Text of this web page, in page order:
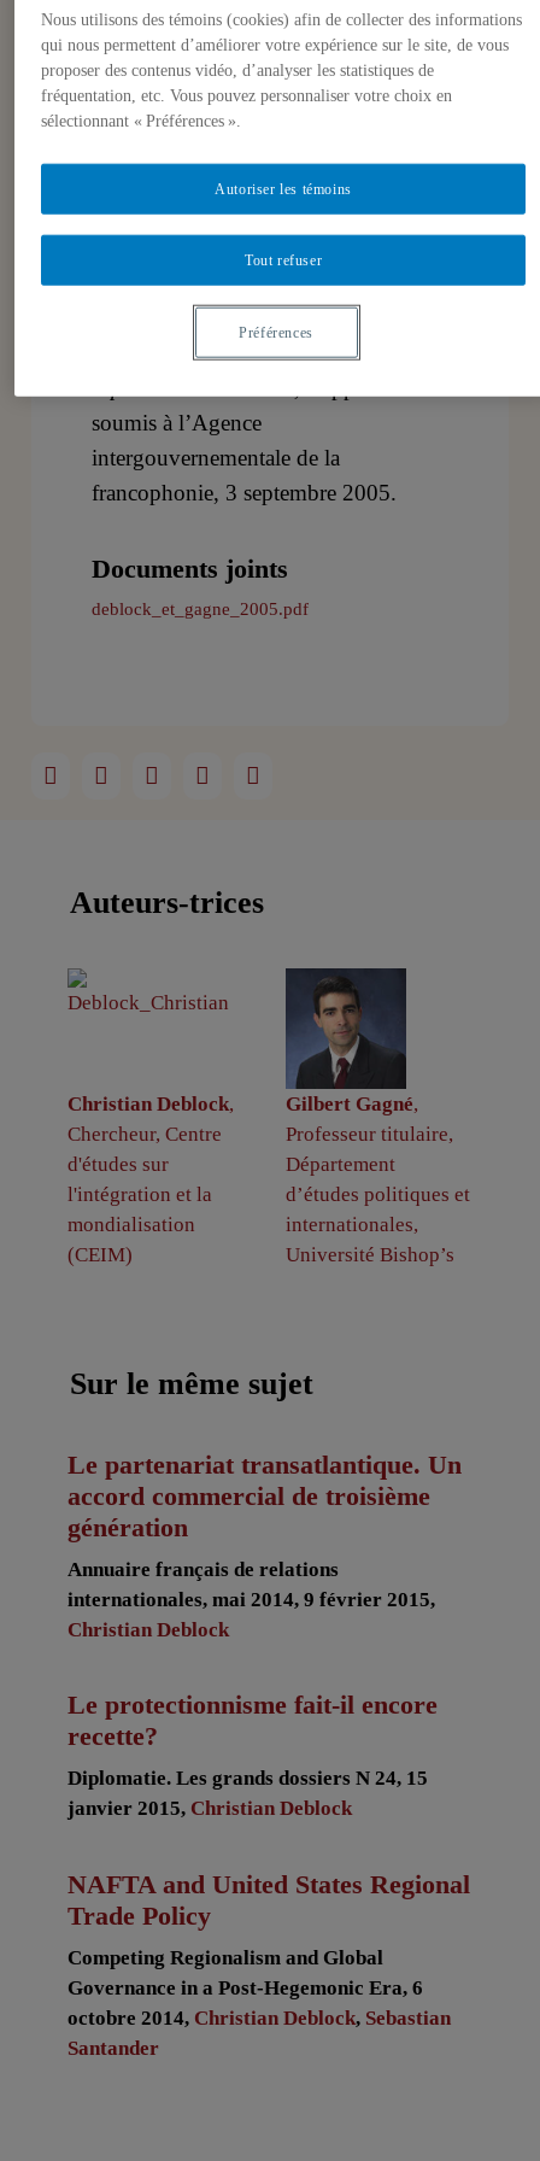
3 septembre 2005,Christian
Deblock,Gilbert Gagné
Christian Deblock et Gilbert Gagné,
Synthèse des arguments et des
stratégies des États-Unis à l’encontre
du projet de Convention de
l’UNESCO sur la protection et la
promotion de la diversité des
soumis à l’Agence
intergouvernementale de la
francophonie, 3 septembre 2005.
Documents joints
deblock_et_gagne_2005.pdf
Auteurs-trices
Christian Deblock,
Chercheur, Centre
d'études sur
l'intégration et la
mondialisation
(CEIM)
Gilbert Gagné,
Professeur titulaire,
Département
d’études politiques et
internationales,
Université Bishop’s
Sur le même sujet
Le partenariat transatlantique. Un
accord commercial de troisième
génération
Annuaire français de relations
internationales, mai 2014, 9 février 2015,
Christian Deblock
Le protectionnisme fait-il encore
recette?
Diplomatie. Les grands dossiers N 24, 15
janvier 2015, Christian Deblock
NAFTA and United States Regional
Trade Policy
Competing Regionalism and Global
Governance in a Post-Hegemonic Era, 6
octobre 2014, Christian Deblock, Sebastian
Santander
Nous utilisons des témoins (cookies) afin de collecter des informations
qui nous permettent d’améliorer votre expérience sur le site, de vous
proposer des contenus vidéo, d’analyser les statistiques de
fréquentation, etc. Vous pouvez personnaliser votre choix en
sélectionnant « Préférences ».
Tout refuser
Autoriser les témoins
Préférences